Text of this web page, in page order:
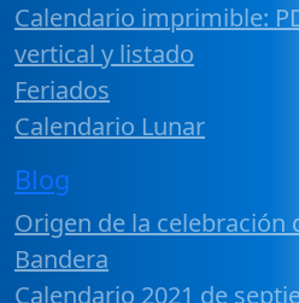
Calendario imprimible:
vertical y listado
Feriados
Calendario Lunar
Blog
Origen de la celebración
Bandera
Calendario 2021 de